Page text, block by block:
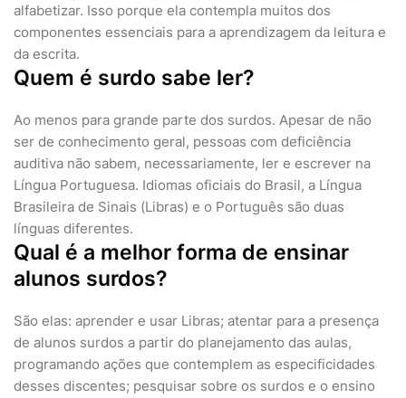
alfabetizar. Isso porque ela contempla muitos dos
componentes essenciais para a aprendizagem da leitura e
da escrita.
Quem é surdo sabe ler?
Ao menos para grande parte dos surdos. Apesar de não
ser de conhecimento geral, pessoas com deficiência
auditiva não sabem, necessariamente, ler e escrever na
Língua Portuguesa. Idiomas oficiais do Brasil, a Língua
Brasileira de Sinais (Libras) e o Português são duas
línguas diferentes.
Qual é a melhor forma de ensinar
alunos surdos?
São elas: aprender e usar Libras; atentar para a presença
de alunos surdos a partir do planejamento das aulas,
programando ações que contemplem as especificidades
desses discentes; pesquisar sobre os surdos e o ensino